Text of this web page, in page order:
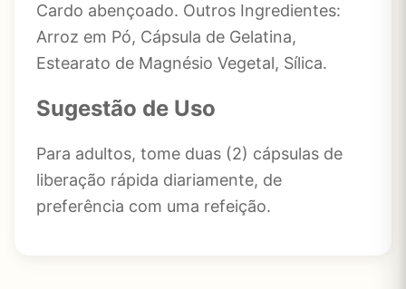
Cardo abençoado. Outros Ingredientes:
Arroz em Pó, Cápsula de Gelatina,
Estearato de Magnésio Vegetal, Sílica.
Sugestão de Uso
Para adultos, tome duas (2) cápsulas de
liberação rápida diariamente, de
preferência com uma refeição.